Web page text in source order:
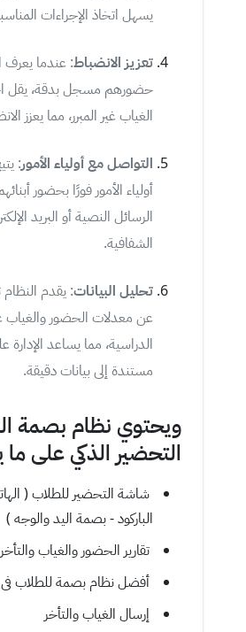
يسهل اتخاذ الإجراءات
تعزيز الانضباط: عندما يعرف
حضورهم مسجل بدقة، يقل
الغياب غير المبرر، مما يعزز
التواصل مع أولياء الأمور:
أولياء الأمور فورًا بحضور
الرسائل النصية أو البريد
الشفافية.
تحليل البيانات: يقدم النظام
عن معدلات الحضور والغياب
الدراسية، مما يساعد الإدارة
مستندة إلى بيانات دقيقة.
ويحتوي نظام بصمة
التحضير الذكي على ما
شاشة التحضير للطلاب (
الباركود - بصمة اليد والوجه )
تقارير الحضور والغياب والتأخر
أفضل نظام بصمة للطلاب
إرسال الغياب والتأخر